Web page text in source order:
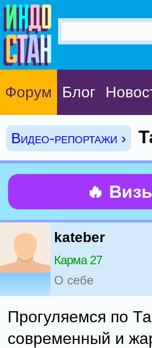
Форум Блог
Видео-репортажи ›
🔥
kateber
Карма 27
О себе
Прогуляемся по
современный и